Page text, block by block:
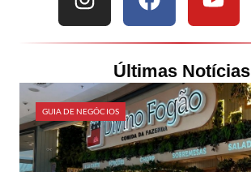
Últimas Notícias
GUIA DE NEGÓCIOS